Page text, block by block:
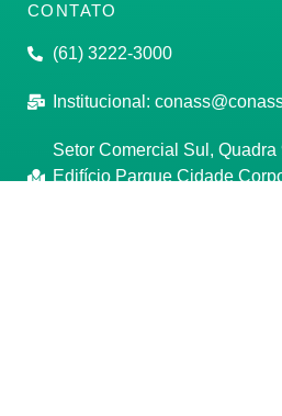
CONTATO
(61) 3222-3000
Institucional:
Setor Comercial Sul, Quadra
Edifício Parque Cidade